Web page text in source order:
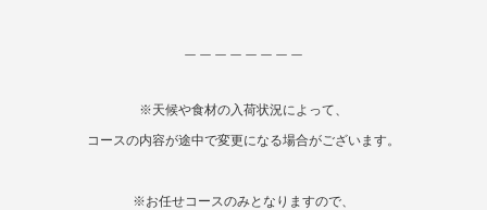
※天候や食材の入荷状況によって、
コースの内容が途中で変更になる場合がございます。
※お任せコースのみとなりますので、